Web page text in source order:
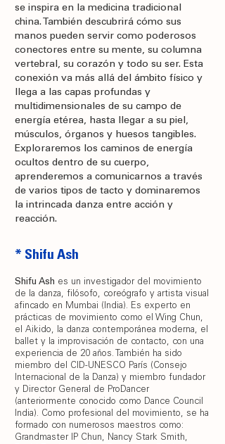
se inspira en la medicina tradicional
china. También descubrirá cómo sus
manos pueden servir como poderosos
conectores entre su mente, su columna
vertebral, su corazón y todo su ser. Esta
conexión va más allá del ámbito físico y
llega a las capas profundas y
multidimensionales de su campo de
energía etérea, hasta llegar a su piel,
músculos, órganos y huesos tangibles.
Exploraremos los caminos de energía
ocultos dentro de su cuerpo,
aprenderemos a comunicarnos a través
de varios tipos de tacto y dominaremos
la intrincada danza entre acción y
reacción.
* Shifu Ash
Shifu Ash es un investigador del movimiento
de la danza, filósofo, coreógrafo y artista visual
afincado en Mumbai (India). Es experto en
prácticas de movimiento como el Wing Chun,
el Aikido, la danza contemporánea moderna, el
ballet y la improvisación de contacto, con una
experiencia de 20 años. También ha sido
miembro del CID-UNESCO París (Consejo
Internacional de la Danza) y miembro fundador
y Director General de ProDancer
(anteriormente conocido como Dance Council
India). Como profesional del movimiento, se ha
formado con numerosos maestros como:
Grandmaster IP Chun, Nancy Stark Smith,